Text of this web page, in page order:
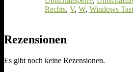
Rechts, V, W, Windows
Rezensionen
Es gibt noch keine Rezensionen.